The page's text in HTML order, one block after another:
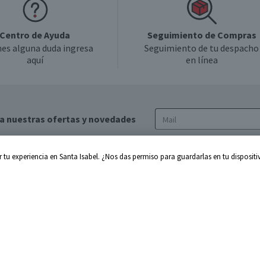
Centro de Ayuda
alguna duda ingresa
aquí
Seguimiento de Compras
Seguimiento de tu despacho
en línea
nuestras ofertas y novedades
de privacidad y de
experiencia en Santa Isabel. ¿Nos das permiso para guardarlas en tu